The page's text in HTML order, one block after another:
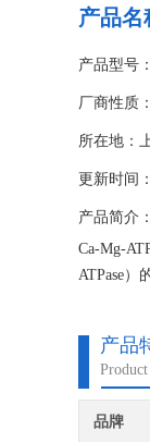
产品名
产品型号：
厂商性质
所在地：
更新时间
产品简介：
Ca-Mg-
ATPase）
产品
品牌